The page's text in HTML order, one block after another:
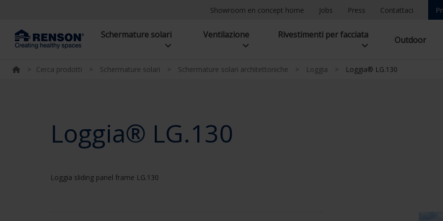
Showroom en concept home Jobs Press Contattaci
Schermature solari Ventilazione Rivestimenti per facciata Outdoor
> Cerca prodotti > Schermature solari > Schermature solari architettoniche > Loggia > Loggia® LG.130
Loggia® LG.130
Loggia sliding panel frame LG.130